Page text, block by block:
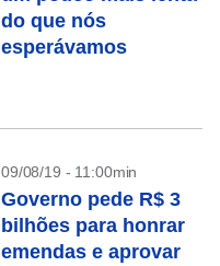
do que nós
esperávamos
09/08/19 - 11:00min
Governo pede R$ 3
bilhões para honrar
emendas e aprovar